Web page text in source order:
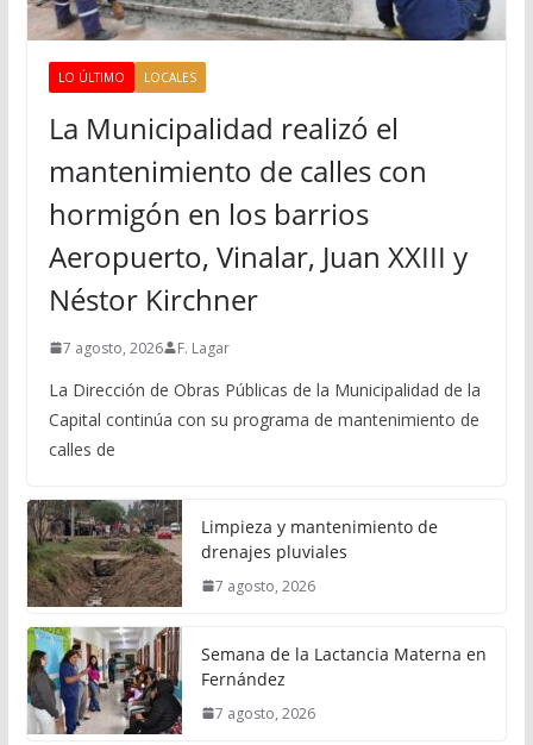
LO ÚLTIMO LOCALES
La Municipalidad realizó el
mantenimiento de calles con
hormigón en los barrios
Aeropuerto, Vinalar, Juan XXIII y
Néstor Kirchner
7 agosto, 2026 F. Lagar
La Dirección de Obras Públicas de la Municipalidad de la
Capital continúa con su programa de mantenimiento de
calles de
Limpieza y mantenimiento de
drenajes pluviales
7 agosto, 2026
Semana de la Lactancia Materna en
Fernández
7 agosto, 2026